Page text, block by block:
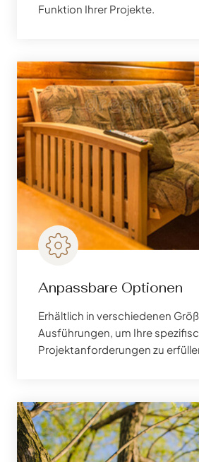
Funktion Ihrer Projekte.
Anpassbare Optionen
Erhältlich in verschiedenen
Ausführungen, um Ihre
Projektanforderungen zu